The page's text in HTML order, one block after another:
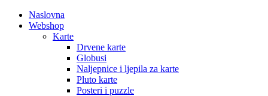
Naslovna
Webshop
Karte
Drvene karte
Globusi
Naljepnice i ljepila za karte
Pluto karte
Posteri i puzzle